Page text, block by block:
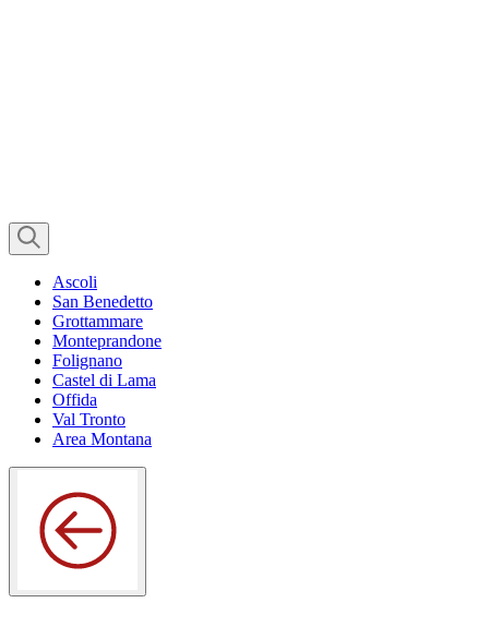
Ascoli
San Benedetto
Grottammare
Monteprandone
Folignano
Castel di Lama
Offida
Val Tronto
Area Montana